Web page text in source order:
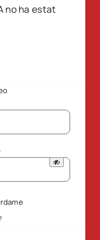
no ha estat